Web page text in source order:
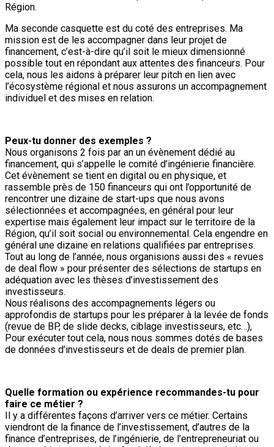
Région.
Ma seconde casquette est du coté des entreprises. Ma
mission est de les accompagner dans leur projet de
financement, c’est-à-dire qu’il soit le mieux dimensionné
possible tout en répondant aux attentes des financeurs. Pour
cela, nous les aidons à préparer leur pitch en lien avec
l’écosystème régional et nous assurons un accompagnement
individuel et des mises en relation.
Peux-tu donner des exemples ?
Nous organisons 2 fois par an un évènement dédié au
financement, qui s’appelle le comité d’ingénierie financière.
Cet évènement se tient en digital ou en physique, et
rassemble près de 150 financeurs qui ont l’opportunité de
rencontrer une dizaine de start-ups que nous avons
sélectionnées et accompagnées, en général pour leur
expertise mais également leur impact sur le territoire de la
Région, qu’il soit social ou environnemental. Cela engendre en
général une dizaine en relations qualifiées par entreprises.
Tout au long de l’année, nous organisions aussi des « revues
de deal flow » pour présenter des sélections de startups en
adéquation avec les thèses d’investissement des
investisseurs.
Nous réalisons des accompagnements légers ou
approfondis de startups pour les préparer à la levée de fonds
(revue de BP, de slide decks, ciblage investisseurs, etc…),
Pour exécuter tout cela, nous nous sommes dotés de bases
de données d’investisseurs et de deals de premier plan.
Quelle formation ou expérience recommandes-tu pour
faire ce métier ?
Il y a différentes façons d’arriver vers ce métier. Certains
viendront de la finance de l’investissement, d’autres de la
finance d’entreprises, de l’ingénierie, de l’entrepreneuriat ou